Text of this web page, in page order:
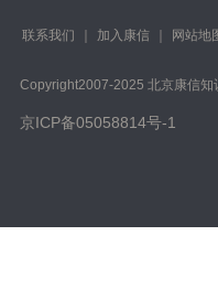
联系我们 加入康信 网站地
Copyright️2007-2025 北京康信知
京ICP备05058814号-1